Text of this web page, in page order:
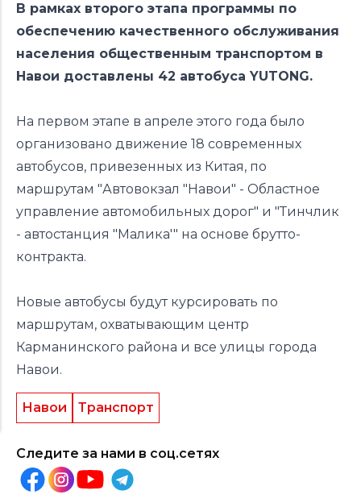
В рамках второго этапа программы по
обеспечению качественного обслуживания
населения общественным транспортом в
Навои доставлены 42 автобуса YUTONG.
На первом этапе в апреле этого года было
организовано движение 18 современных
автобусов, привезенных из Китая, по
маршрутам "Автовокзал "Навои" - Областное
управление автомобильных дорог" и "Тинчлик
- автостанция "Малика'" на основе брутто-
контракта.
Новые автобусы будут курсировать по
маршрутам, охватывающим центр
Карманинского района и все улицы города
Навои.
Навои Транспорт
Следите за нами в соц.сетях